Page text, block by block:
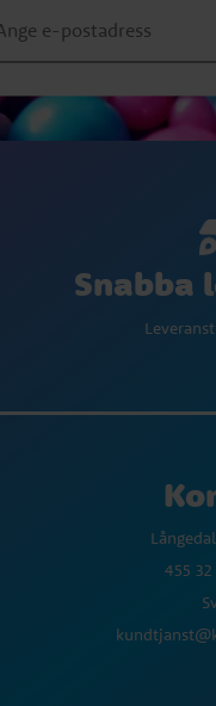
Snabba
455